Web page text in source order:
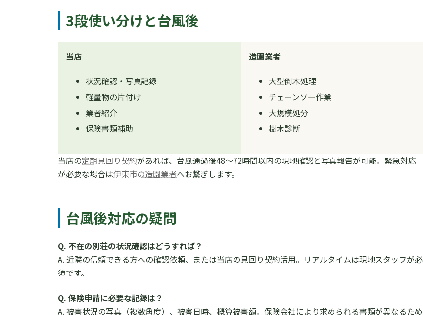
3段使い分けと台風後
当店
状況確認・写真記録
軽量物の片付け
業者紹介
保険書類補助
造園業者
大型倒木処理
チェーンソー作業
大規模処分
樹木診断
当店の定期見回り契約があれば、台風通過後48〜72時間以内の現地確認と写真報告が可能。緊急対応
が必要な場合は伊東市の造園業者へお繋ぎします。
台風後対応の疑問
Q. 不在の別荘の状況確認はどうすれば？
A. 近隣の信頼できる方への確認依頼、または当店の見回り契約活用。リアルタイムは現地スタッフが必
須です。
Q. 保険申請に必要な記録は？
A. 被害状況の写真（複数角度）、被害日時、概算被害額。保険会社により求められる書類が異なるため